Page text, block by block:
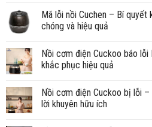
Mã lỗi nồi Cuchen – Bí quyết
chóng và hiệu quả
Nồi cơm điện Cuckoo báo lỗi
khắc phục hiệu quả
Nồi cơm điện Cuckoo bị lỗi
lời khuyên hữu ích